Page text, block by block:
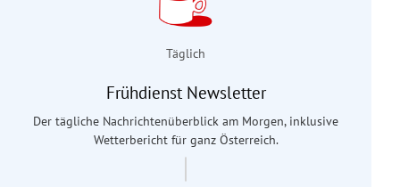
Täglich
Frühdienst Newsletter
Der tägliche Nachrichtenüberblick am Morgen, inklusive
Wetterbericht für ganz Österreich.